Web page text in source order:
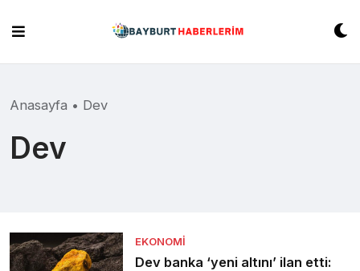
content
Anasayfa • Dev
Dev
EKONOMI
Dev banka ‘yeni altını’ ilan etti: